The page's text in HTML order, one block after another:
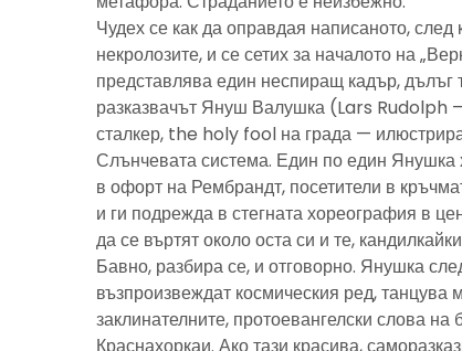
Чудех се как да оправдая написаното, след
некролозите, и се сетих за началото на
представлява един неспиращ кадър, дълъг
разказвачът Януш Валушка (Lars
сталкер, the holy fool на града —
Слънчевата система. Един по един Янушка
в офорт на Рембрандт, посетители в
и ги подрежда в стегната хореография в
да се въртят около оста си и те,
Бавно, разбира се, и отговорно. Янушка
възпроизвеждат космическия ред, танцува
заклинателните, протоевангелски слова